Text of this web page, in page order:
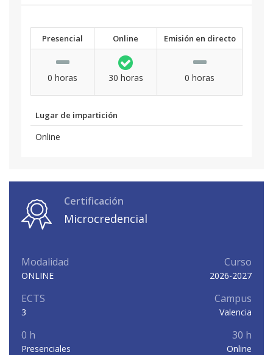
Presencial Online Emisión en directo
0 horas 30 horas 0 horas
Lugar de impartición
Online
Certificación
Microcredencial
Modalidad
ONLINE
Curso
2026-2027
ECTS
3
Campus
Valencia
0 h
Presenciales
30 h
Online